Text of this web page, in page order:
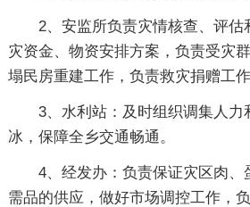
2、安监所负责灾情核查、评估
灾资金、物资安排方案，负责受灾
塌民房重建工作，负责救灾捐赠工作
3、水利站：及时组织调集人力
冰，保障全乡交通畅通。
4、经发办：负责保证灾区肉、
需品的供应，做好市场调控工作，